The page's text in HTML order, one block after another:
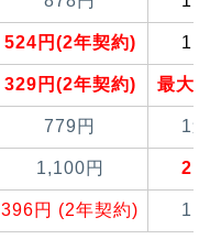
524円(2年契約) 1
329円(2年契約) 最大
779円 1
1,100円 2
396円 (2年契約) 1